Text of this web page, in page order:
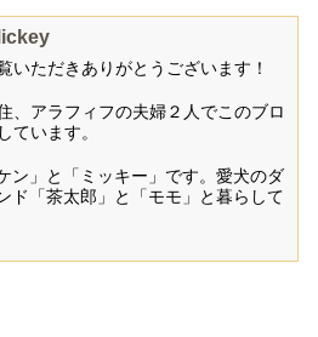
いただきありがとうございます！
、アラフィフの夫婦２人でこのブロ
ています。
ン」と「ミッキー」です。愛犬のダ
ド「茶太郎」と「モモ」と暮らして